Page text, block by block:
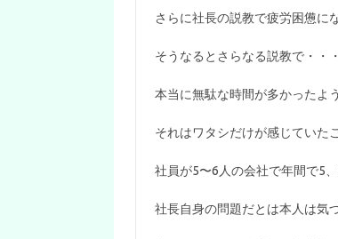
さらに社長の説教で疲労困憊に
そうなるとさらなる説教で・・
本当に無駄な時間が多かったよ
それはワタシだけが感じていた
社員が5〜6人の会社で年間で5
社長自身の問題だとは本人は気